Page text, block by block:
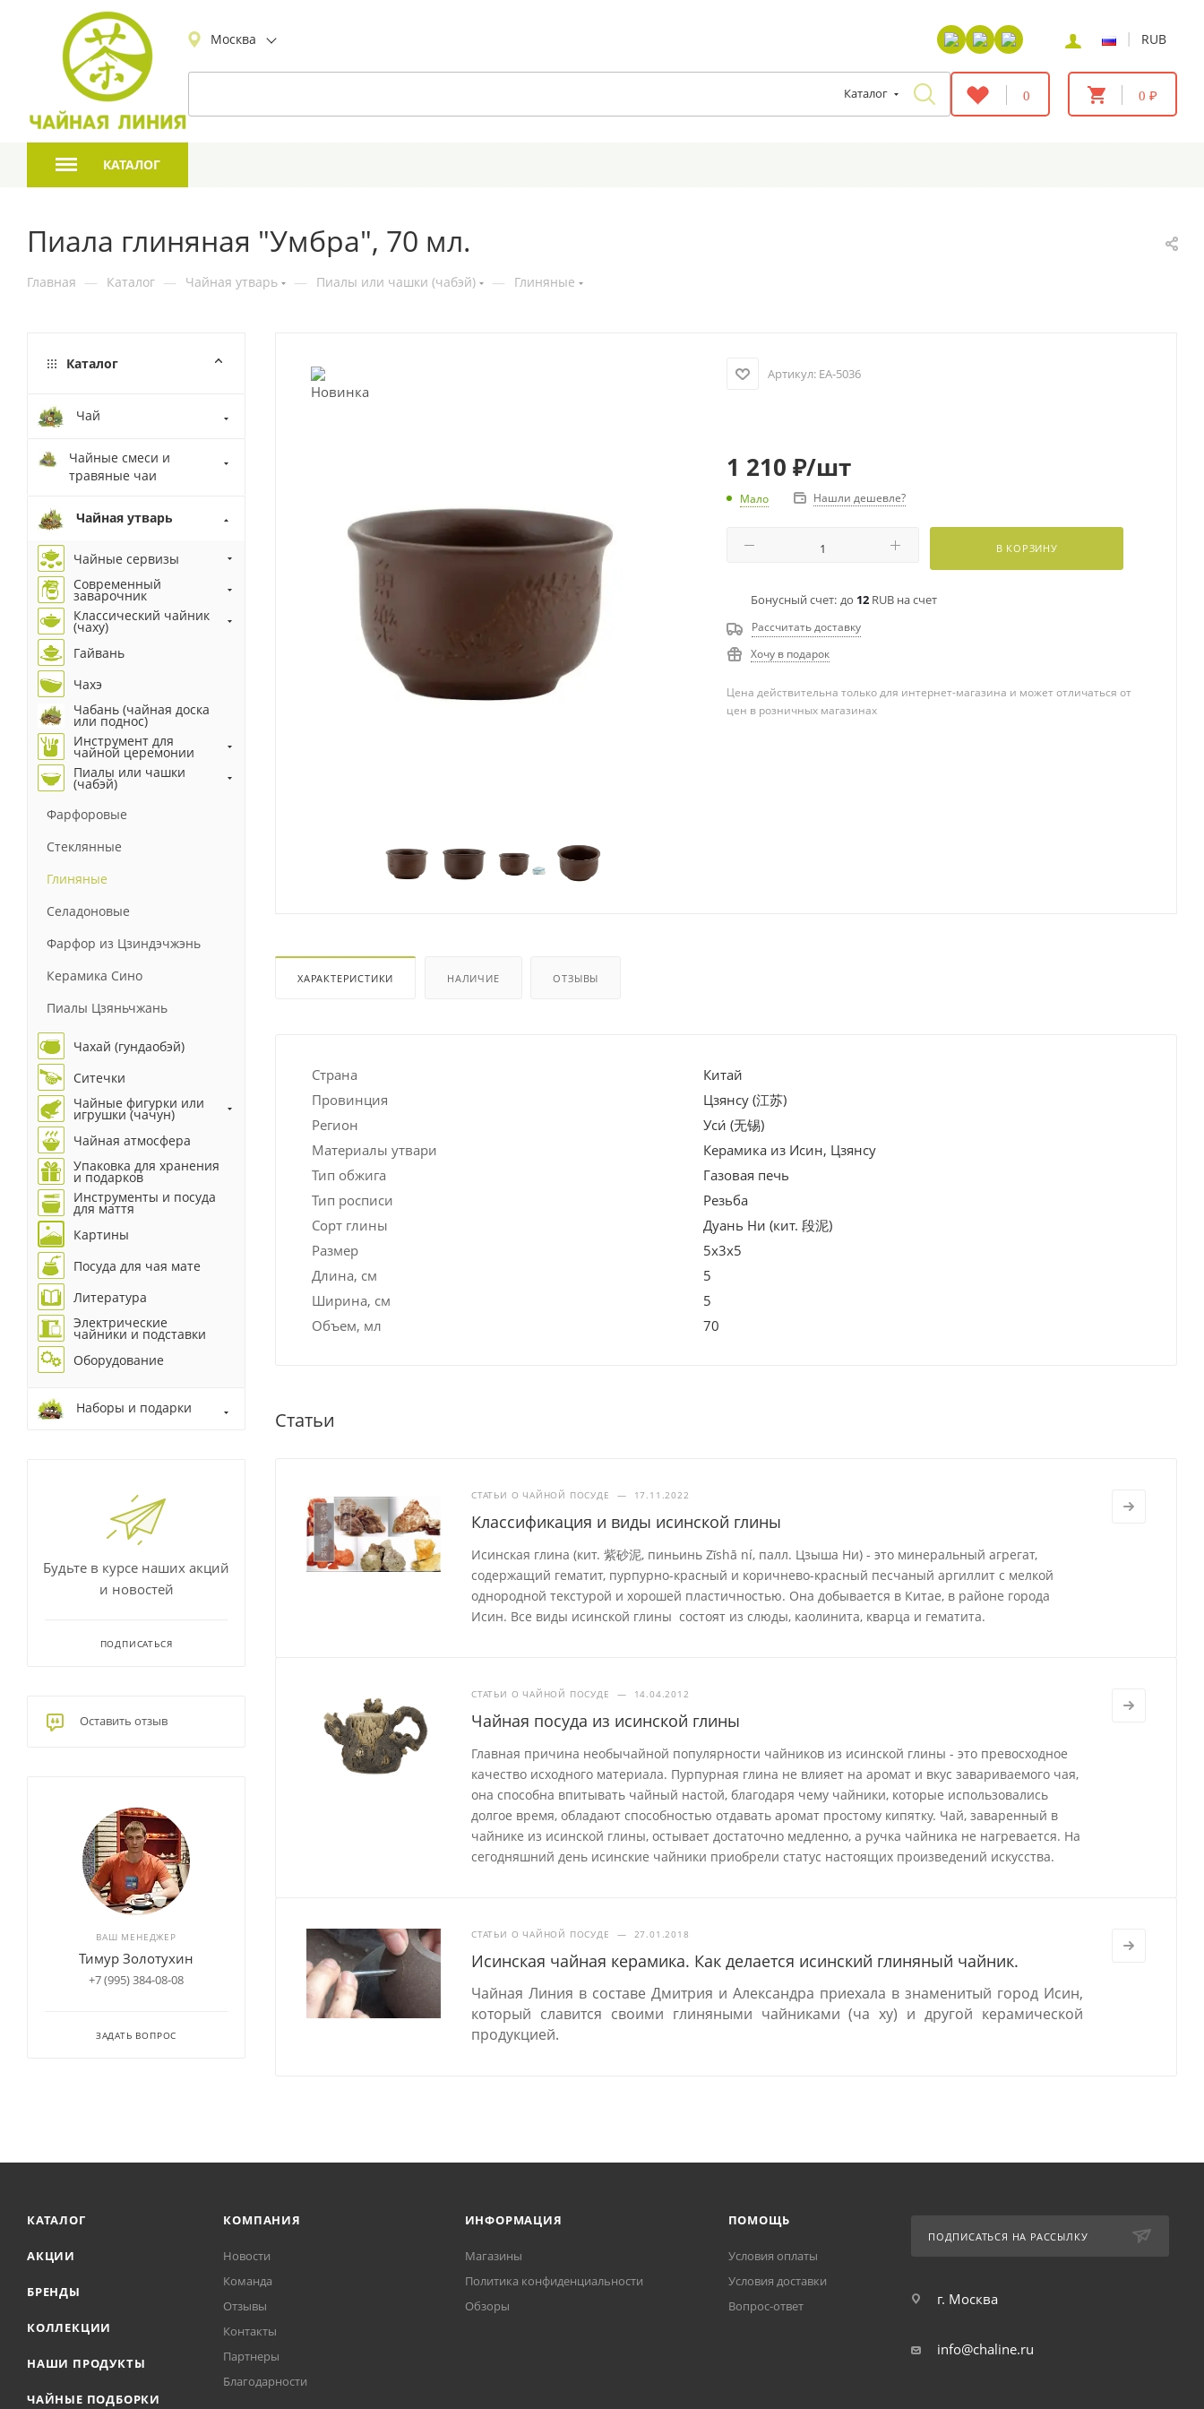
Москва | RUB
Каталог 0 0 ₽
КАТАЛОГ
Пиала глиняная "Умбра", 70 мл.
Главная — Каталог — Чайная утварь — Пиалы или чашки (чабэй) — Глиняные
Артикул: EA-5036
1 210 ₽/шт
Мало Нашли дешевле?
В КОРЗИНУ
Бонусный счет: до 12RUB на счет
Рассчитать доставку
Хочу в подарок
Цена действительна только для интернет-магазина и может отличаться от
цен в розничных магазинах
ХАРАКТЕРИСТИКИ НАЛИЧИЕ ОТЗЫВЫ
Страна
Китай
Провинция
Цзянсу (江苏)
Регион
Уси́ (无锡)
Материалы утвари
Керамика из Исин, Цзянсу
Тип обжига
Газовая печь
Тип росписи
Резьба
Сорт глины
Дуань Ни (кит. 段泥)
Размер
5х3х5
Длина, см
5
Ширина, см
5
Объем, мл
70
Статьи
СТАТЬИ О ЧАЙНОЙ ПОСУДЕ — 17.11.2022
Классификация и виды исинской глины
Исинская глина (кит. 紫砂泥, пиньинь Zǐshā ní, палл. Цзыша Ни) - это минеральный агрегат,
содержащий гематит, пурпурно-красный и коричнево-красный песчаный аргиллит с мелкой
однородной текстурой и хорошей пластичностью. Она добывается в Китае, в районе города
Исин. Все виды исинской глины состоят из слюды, каолинита, кварца и гематита.
СТАТЬИ О ЧАЙНОЙ ПОСУДЕ — 14.04.2012
Чайная посуда из исинской глины
Главная причина необычайной популярности чайников из исинской глины - это превосходное
качество исходного материала. Пурпурная глина не влияет на аромат и вкус завариваемого чая,
она способна впитывать чайный настой, благодаря чему чайники, которые использовались
долгое время, обладают способностью отдавать аромат простому кипятку. Чай, заваренный в
чайнике из исинской глины, остывает достаточно медленно, а ручка чайника не нагревается. На
сегодняшний день исинские чайники приобрели статус настоящих произведений искусства.
СТАТЬИ О ЧАЙНОЙ ПОСУДЕ — 27.01.2018
Исинская чайная керамика. Как делается исинский глиняный чайник.
Чайная Линия в составе Дмитрия и Александра приехала в знаменитый город Исин,
который славится своими глиняными чайниками (ча ху) и другой керамической
продукцией.
Каталог
Чай
Чайные смеси и
травяные чаи
Чайная утварь
Чайные сервизы
Современный
заварочник
Классический чайник
(чаху)
Гайвань
Чахэ
Чабань (чайная доска
или поднос)
Инструмент для
чайной церемонии
Пиалы или чашки
(чабэй)
Фарфоровые
Стеклянные
Глиняные
Селадоновые
Фарфор из Цзиндэчжэнь
Керамика Сино
Пиалы Цзяньчжань
Чахай (гундаобэй)
Ситечки
Чайные фигурки или
игрушки (чачун)
Чайная атмосфера
Упаковка для хранения
и подарков
Инструменты и посуда
для маття
Картины
Посуда для чая мате
Литература
Электрические
чайники и подставки
Оборудование
Наборы и подарки
Будьте в курсе наших акций
и новостей
ПОДПИСАТЬСЯ
Оставить отзыв
ВАШ МЕНЕДЖЕР
Тимур Золотухин
+7 (995) 384-08-08
ЗАДАТЬ ВОПРОС
КАТАЛОГ
АКЦИИ
БРЕНДЫ
КОЛЛЕКЦИИ
НАШИ ПРОДУКТЫ
ЧАЙНЫЕ ПОДБОРКИ
КОМПАНИЯ
Новости
Команда
Отзывы
Контакты
Партнеры
Благодарности
ИНФОРМАЦИЯ
Магазины
Политика конфиденциальности
Обзоры
ПОМОЩЬ
Условия оплаты
Условия доставки
Вопрос-ответ
ПОДПИСАТЬСЯ НА РАССЫЛКУ
г. Москва
info@chaline.ru